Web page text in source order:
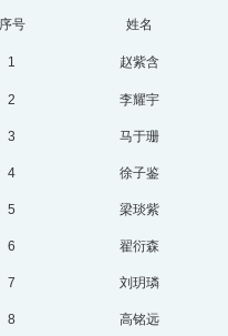
序号 姓名
1 赵紫含
2 李耀宇
3 马于珊
4 徐子鉴
5 梁琰紫
6 翟衍森
7 刘玥璘
8 高铭远